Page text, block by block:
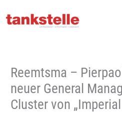
Inhalt
Reemtsma –
neuer General
Cluster von